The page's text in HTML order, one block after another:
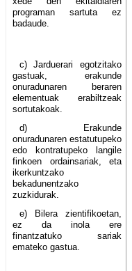
programan sartuta ez
badaude.
c) Jarduerari egotzitako
gastuak, erakunde
onuradunaren beraren
elementuak erabiltzeak
sortutakoak.
d) Erakunde
onuradunaren estatutupeko
edo kontratupeko langile
finkoen ordainsariak, eta
ikerkuntzako
bekadunentzako
zuzkidurak.
e) Bilera zientifikoetan,
ez da inola ere
finantzatuko sariak
emateko gastua.